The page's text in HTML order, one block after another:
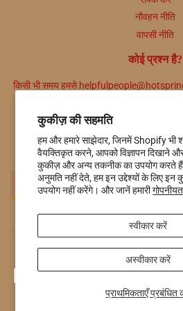
कुकीज़ की सहमति
हम और हमारे साझेदार, जिनमें Shopify
वैयक्तिकृत करने, आपको विज्ञापन दिखाने
कुकीज़ और अन्य तकनीक का उपयोग करते
अनुमति नहीं देते, हम इन उद्देश्यों के लिए
उपयोग नहीं करेंगे। और जानें हमारी
प्राथमिकताएँ प्रबंधित
स्वीकार करें
अस्वीकार करें
नौवहन नीति
वापसी नीति
कोई प्रश्न है?
किसी भी समय हमसे
प्रचार, नए उत्पाद और बिक्री।
© 2026Hot Springs Fiber Co.
भुगतान
आइकन